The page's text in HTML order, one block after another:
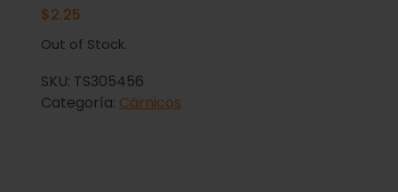
$2.25
Out of Stock.
SKU: TS305456
Categoría: Cárnicos